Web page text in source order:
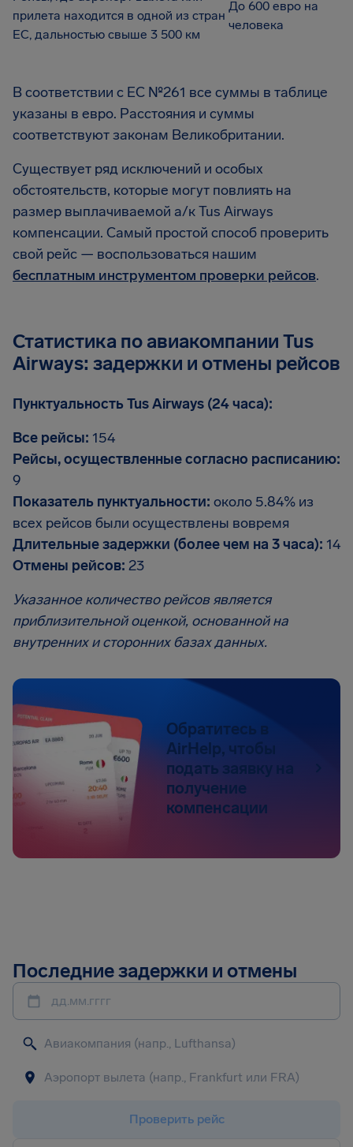
прилета находится в одной из стран
ЕС, дальностью свыше 3 500 км
До 600 евро на
человека
В соответствии с EC №261 все суммы в таблице
указаны в евро. Расстояния и суммы
соответствуют законам Великобритании.
Существует ряд исключений и особых
обстоятельств, которые могут повлиять на
размер выплачиваемой а/к Tus Airways
компенсации. Самый простой способ проверить
свой рейс — воспользоваться нашим
бесплатным инструментом проверки рейсов.
Статистика по авиакомпании Tus
Airways: задержки и отмены рейсов
Пунктуальность Tus Airways (24 часа):
Все рейсы: 154
Рейсы, осуществленные согласно расписанию:
9
Показатель пунктуальности: около 5.84% из
всех рейсов были осуществлены вовремя
Длительные задержки (более чем на 3 часа): 14
Отмены рейсов: 23
Указанное количество рейсов является
приблизительной оценкой, основанной на
внутренних и сторонних базах данных.
Обратитесь в
AirHelp, чтобы
подать заявку на
получение
компенсации
Последние задержки и отмены
дд.мм.гггг
Проверить рейс